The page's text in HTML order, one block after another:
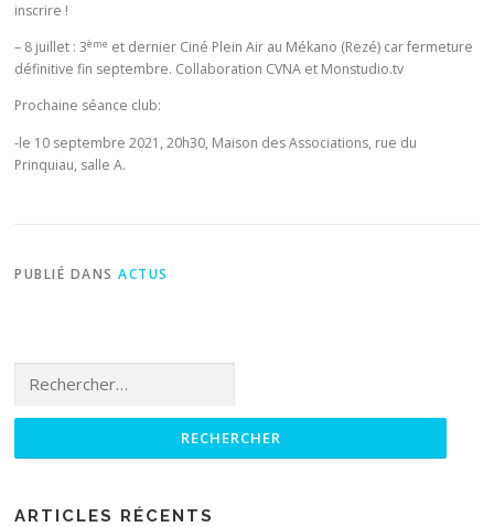
inscrire !
– 8 juillet : 3ème et dernier Ciné Plein Air au Mékano (Rezé) car fermeture
définitive fin septembre. Collaboration CVNA et Monstudio.tv
Prochaine séance club:
-le 10 septembre 2021, 20h30, Maison des Associations, rue du
Prinquiau, salle A.
PUBLIÉ DANSACTUS
ARTICLES RÉCENTS